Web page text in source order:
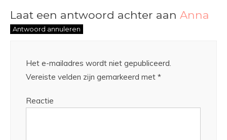
Laat een antwoord achter aan Anna
Antwoord annuleren
Het e-mailadres wordt niet gepubliceerd.
Vereiste velden zijn gemarkeerd met *
Reactie